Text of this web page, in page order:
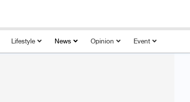
Lifestyle News Opinion Event